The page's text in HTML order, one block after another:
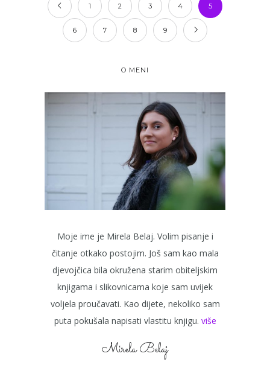
1 2 3 4 5
6 7 8 9
O MENI
Moje ime je Mirela Belaj. Volim pisanje i
čitanje otkako postojim. Još sam kao mala
djevojčica bila okružena starim obiteljskim
knjigama i slikovnicama koje sam uvijek
voljela proučavati. Kao dijete, nekoliko sam
puta pokušala napisati vlastitu knjigu. više
Mirela Belaj